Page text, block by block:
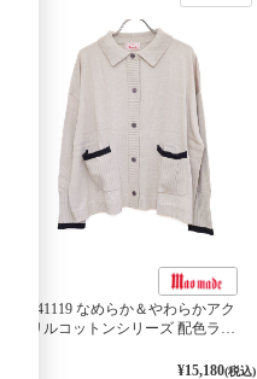
541119 なめらか＆やわらかアク
リルコットンシリーズ 配色ライ
ン 10ベージュ×ネイビー¥15,180(税込)